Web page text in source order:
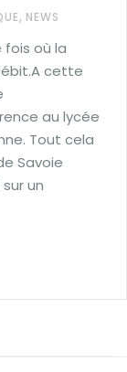
, NEWS
fois où la
cette
au lycée
Tout cela
Savoie
un